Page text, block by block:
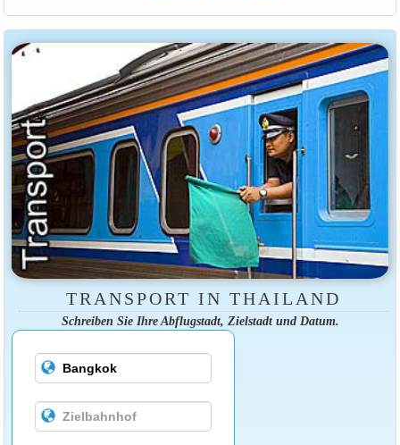
TRANSPORT IN THAILAND
Schreiben Sie Ihre Abflugstadt, Zielstadt und Datum.